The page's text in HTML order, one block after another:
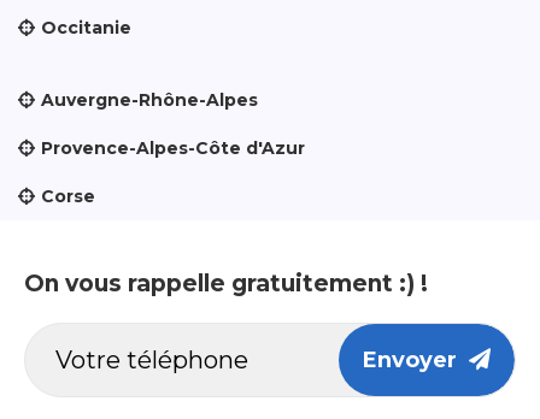
Occitanie
Auvergne-Rhône-Alpes
Provence-Alpes-Côte d'Azur
Corse
On vous rappelle gratuitement :) !
Envoyer